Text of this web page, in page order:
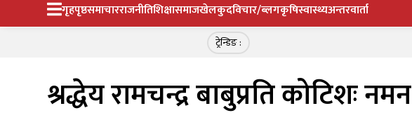
गृहपृष्ठसमाचारराजनीतिशिक्षासमाजखेलकुदविचार/ब्लगकृषिस्वास्थ्यअन्तरवार्ता
ट्रेन्डिङ :
श्रद्धेय रामचन्द्र बाबुप्रति कोटिशः नमन